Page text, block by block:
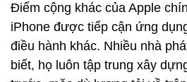
Điểm cộng khác của Apple
iPhone được tiếp cận ứng
điều hành khác. Nhiều nhà
biết, họ luôn tập trung xây